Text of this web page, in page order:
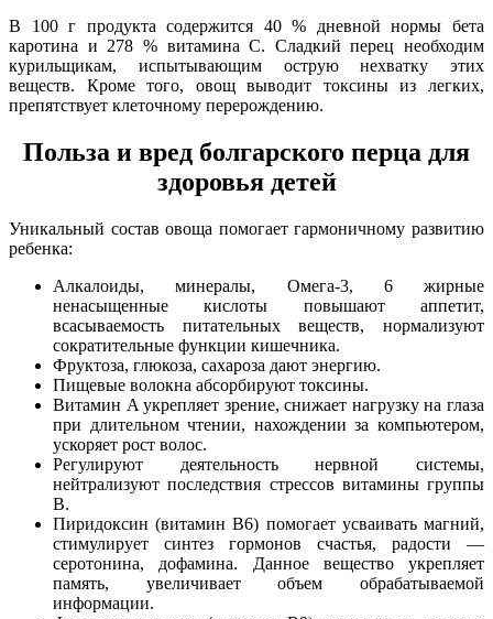
В 100 г продукта содержится 40 % дневной нормы бета
каротина и 278 % витамина C. Сладкий перец необходим
курильщикам, испытывающим острую нехватку этих
веществ. Кроме того, овощ выводит токсины из легких,
препятствует клеточному перерождению.
Польза и вред болгарского перца для
здоровья детей
Уникальный состав овоща помогает гармоничному развитию
ребенка:
Алкалоиды, минералы, Омега-3, 6 жирные
ненасыщенные кислоты повышают аппетит,
всасываемость питательных веществ, нормализуют
сократительные функции кишечника.
Фруктоза, глюкоза, сахароза дают энергию.
Пищевые волокна абсорбируют токсины.
Витамин A укрепляет зрение, снижает нагрузку на глаза
при длительном чтении, нахождении за компьютером,
ускоряет рост волос.
Регулируют деятельность нервной системы,
нейтрализуют последствия стрессов витамины группы
B.
Пиридоксин (витамин B6) помогает усваивать магний,
стимулирует синтез гормонов счастья, радости —
серотонина, дофамина. Данное вещество укрепляет
память, увеличивает объем обрабатываемой
информации.